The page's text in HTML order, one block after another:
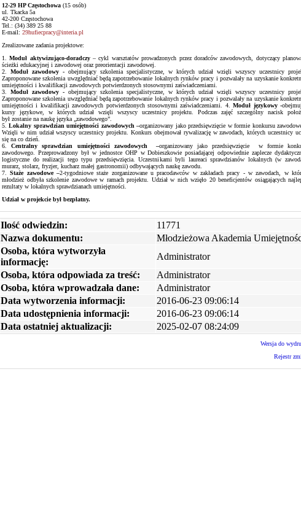
12-29 HP Częstochowa (15 osób)
ul. Tkacka 5a
42-200 Częstochowa
Tel.: (34) 389 25 88
E-mail: 29hufiecpracy@interia.pl
Zrealizowane zadania projektowe:
1.
Moduł aktywizująco-doradczy– cykl warsztatów prowadzonych przez doradców zawodowych, dotyczący
ścieżki edukacyjnej i zawodowej oraz preorientacji zawodowej.
2.
Moduł zawodowy - obejmujący szkolenia specjalistyczne, w których udział wzięli wszyscy uczestnicy
Zaproponowane szkolenia uwzględniać będą zapotrzebowanie lokalnych rynków pracy i pozwalały na uzyskanie
umiejętności i kwalifikacji zawodowych potwierdzonych stosownymi zaświadczeniami.
3. Moduł zawodowy - obejmujący szkolenia specjalistyczne, w których udział wzięli wszyscy uczestnicy
Zaproponowane szkolenia uwzględniać będą zapotrzebowanie lokalnych rynków pracy i pozwalały na uzyskanie
umiejętności i kwalifikacji zawodowych potwierdzonych stosownymi zaświadczeniami. 4.Moduł językowy -
kursy językowe, w których udział wzięli wszyscy uczestnicy projektu. Podczas zajęć szczególny nacisk
był zostanie na naukę języka „zawodowego”.
5. Lokalny sprawdzian umiejętności zawodowych –organizowany jako przedsięwzięcie w formie konkursu
Wzięli w nim udział wszyscy uczestnicy projektu. Konkurs obejmował rywalizację w zawodach, których uczestnicy
się na co dzień.
6.Centralny sprawdzian umiejętności zawodowych –organizowany jako przedsięwzięcie w formie
zawodowego. Przeprowadzony był w jednostce OHP w Dobieszkowie posiadającej odpowiednie zaplecze
logistyczne do realizacji tego typu przedsięwzięcia. Uczestnikami byli laureaci sprawdzianów lokalnych (w
murarz, stolarz, fryzjer, kucharz małej gastronomii) odbywających naukę zawodu.
7.
Staże zawodowe –2-tygodniowe staże zorganizowane u pracodawców w zakładach pracy - w zawodach, w
młodzież odbyła szkolenie zawodowe w ramach projektu. Udział w nich wzięło 20 beneficjentów osiągających
rezultaty w lokalnych sprawdzianach umiejętności.
Udział w projekcie był bezpłatny.
Ilość odwiedzin:
11771
Nazwa dokumentu:
Młodzieżowa Akademia
Osoba, która wytworzyła
informację:
Administrator
Osoba, która odpowiada za treść:
Administrator
Osoba, która wprowadzała dane:
Administrator
Data wytworzenia informacji:
2016-06-23 09:06:14
Data udostępnienia informacji:
2016-06-23 09:06:14
Data ostatniej aktualizacji:
2025-02-07 08:24:09
Wersja do
Rejestr